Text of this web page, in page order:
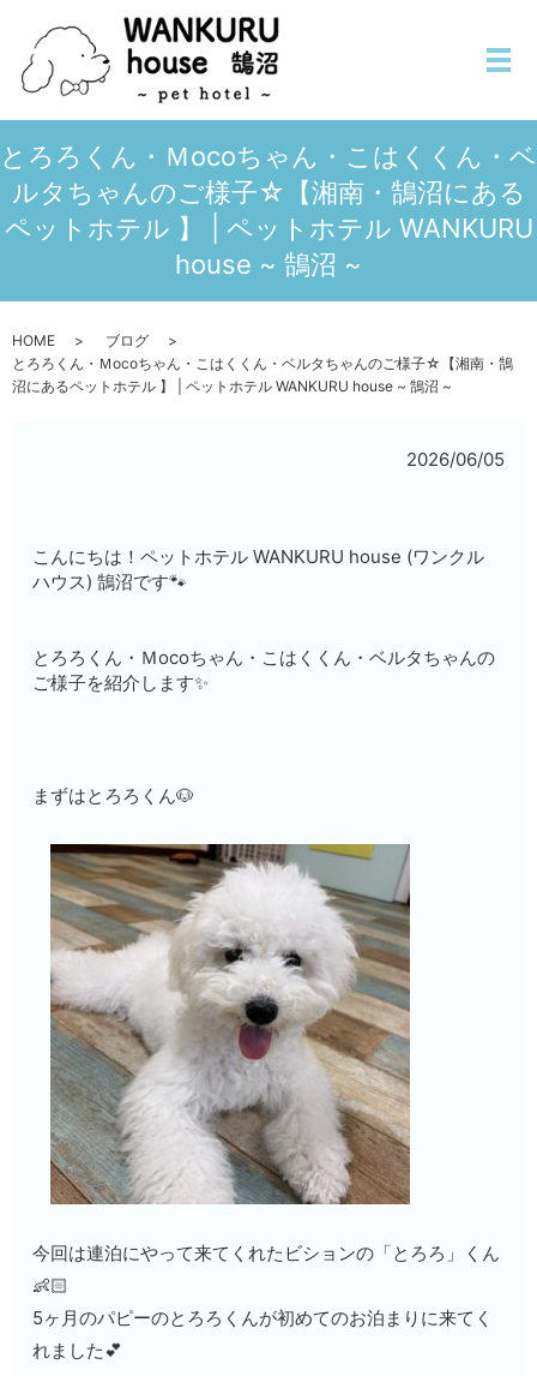
メ
とろろくん・Ｍocoちゃん・こはくくん・ベ
ルタちゃんのご様子☆【湘南・鵠沼にある
ペットホテル 】 | ペットホテル WANKURU
house ~ 鵠沼 ~
HOME
ブログ
とろろくん・Ｍocoちゃん・こはくくん・ベルタちゃんのご様子☆【湘南・鵠
沼にあるペットホテル 】 | ペットホテル WANKURU house ~ 鵠沼 ~
2026/06/05
こんにちは！ペットホテル WANKURU house (ワンクル
ハウス) 鵠沼です🐾
とろろくん・Ｍocoちゃん・こはくくん・ベルタちゃんの
ご様子を紹介します✨
まずはとろろくん🐶
今回は連泊にやって来てくれたビションの「とろろ」くん
👶🏻
5ヶ月のパピーのとろろくんが初めてのお泊まりに来てく
れました💕